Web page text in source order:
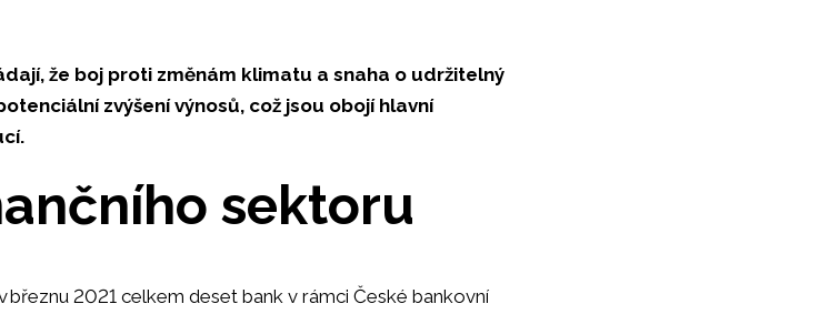
že boj proti změnám klimatu a snaha o udržitelný
zvýšení výnosů, což jsou obojí hlavní
sektoru
březnu 2021 celkem deset bank v rámci České bankovní